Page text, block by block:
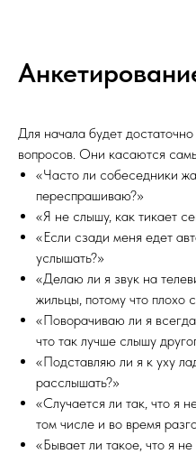
Для начала будет
вопросов. Они касаются
«Часто ли собеседники
переспрашиваю?»
«Я не слышу, как тикает
«Если сзади меня едет
услышать?»
«Делаю ли я звук на
жильцы, потому что плохо
«Поворачиваю ли я
что так лучше слышу
«Подставляю ли я к уху
расслышать?»
«Случается ли так, что я
том числе и во время
«Бывает ли такое, что я